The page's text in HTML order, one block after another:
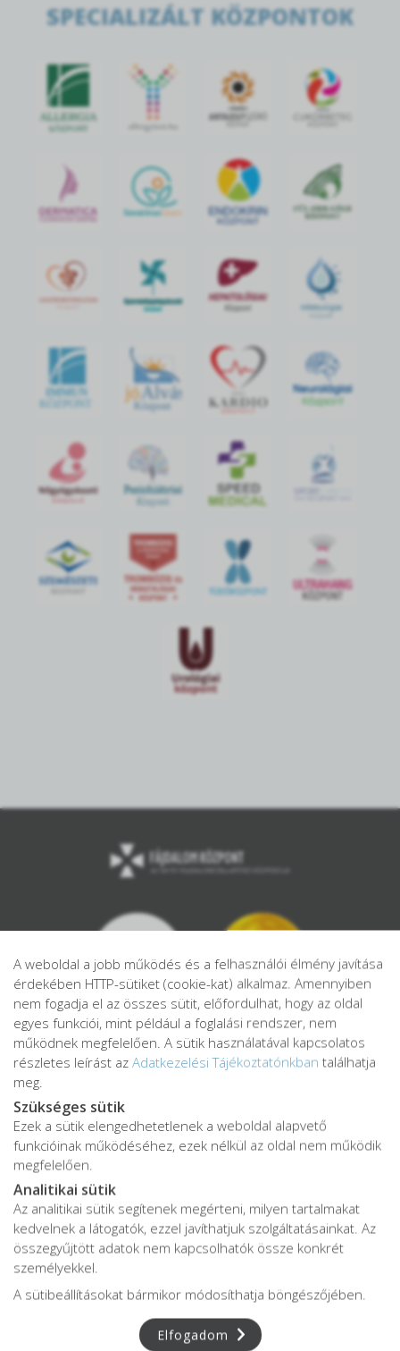
SPECIALIZÁLT KÖZPONTOK
IMMUN
KÖZPONT
jó Alvás
Központ
Adatkezelési tájékoztató
Adatvédelmi tájékoztató
Impresszum
Karrier
Az oldalon feltüntetett árak az ÁFÁ-t tartalmazzák!
Shutterstock.comés aCanva.com
A weboldal a jobb működés és a felhasználói élmény javítása
érdekében HTTP-sütiket (cookie-kat) alkalmaz. Amennyiben
nem fogadja el az összes sütit, előfordulhat, hogy az oldal
egyes funkciói, mint például a foglalási rendszer, nem
működnek megfelelően. A sütik használatával kapcsolatos
részletes leírást az Adatkezelési Tájékoztatónkban találhatja
meg.
Szükséges sütik
Ezek a sütik elengedhetetlenek a weboldal alapvető
funkcióinak működéséhez, ezek nélkül az oldal nem működik
megfelelően.
Analitikai sütik
Az analitikai sütik segítenek megérteni, milyen tartalmakat
kedvelnek a látogatók, ezzel javíthatjuk szolgáltatásainkat. Az
összegyűjtött adatok nem kapcsolhatók össze konkrét
személyekkel.
A sütibeállításokat bármikor módosíthatja böngészőjében.
Elfogadom